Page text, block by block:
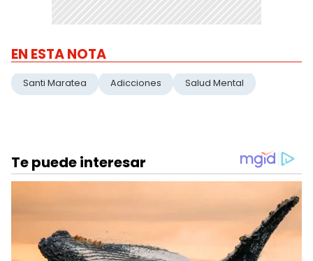
EN ESTA NOTA
Santi Maratea Adicciones Salud Mental